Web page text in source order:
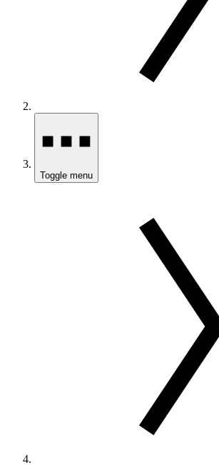
Toggle menu